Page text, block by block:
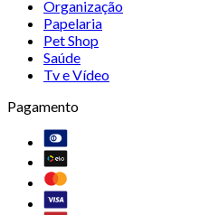
Organização
Papelaria
Pet Shop
Saúde
Tv e Vídeo
Pagamento